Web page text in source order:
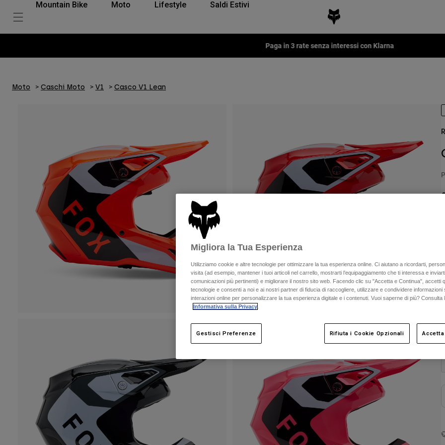
Mountain Bike Moto Lifestyle Saldi Estivi
Paga in 3 rate senza interessi con Klarna
Moto Caschi Moto V1 Casco V1 Lean
Migliora la Tua Esperienza
Utilizziamo cookie e altre tecnologie per ottimizzare la tua esperienza online. Ci aiutano a ricordarti,
visita (ad esempio, mantener i tuoi articoli nel carrello, mostrarti l’equipaggiamento che ti interessa e
comunicazioni più pertinenti) e migliorare il nostro sito web. Facendo clic su "Accetta e Continua", accetti
tecnologie e consenti a noi e ai nostri partner di fiducia di raccogliere, utilizzare e condividere informazioni
interazioni online per personalizzare la tua esperienza digitale e i contenuti. Vuoi saperne di più? Consulta
Informativa sulla Privacy.
Gestisci Preferenze Rifiuta i Cookie Opzionali